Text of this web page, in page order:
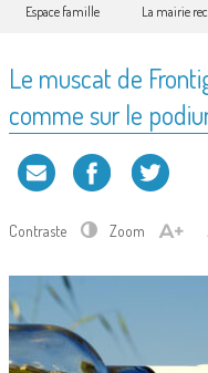
Espace famille La mairie
Le muscat de
comme sur le
Contraste Zoom